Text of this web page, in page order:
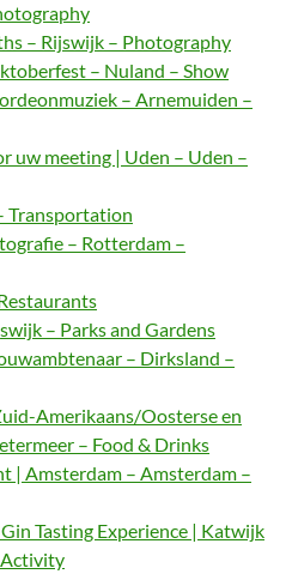
– Rijswijk – Photography
– Nuland – Show
– Arnemuiden –
uw meeting | Uden – Uden –
Transportation
– Rotterdam –
– Parks and Gardens
– Dirksland –
Amerikaans/Oosterse en
– Food & Drinks
| Amsterdam – Amsterdam –
Tasting Experience | Katwijk
Activity